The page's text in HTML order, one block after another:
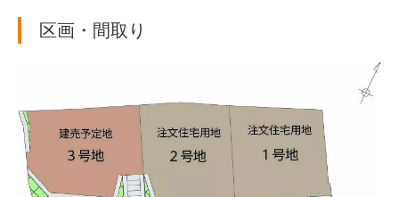
区画・間取り